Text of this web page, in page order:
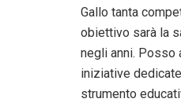
Gallo tanta
obiettivo sarà la
negli anni. Posso
iniziative
strumento